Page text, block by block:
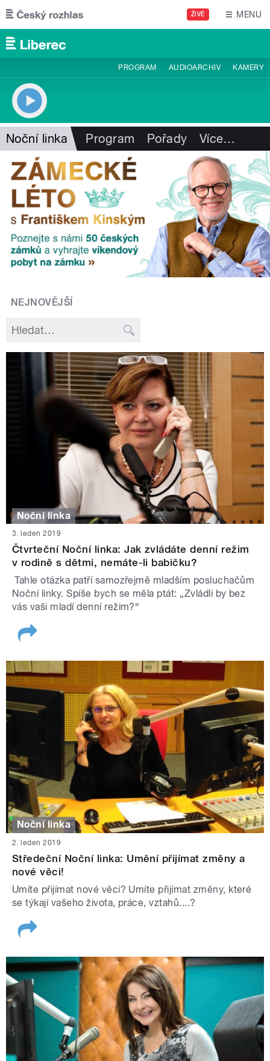
Přejít k hlavnímu obsahu
ŽIVĚ MENU
PROGRAM AUDIOARCHIV KAMERY
Noční linka Program Pořady Více…
NEJNOVĚJŠÍ
Noční linka
3. leden 2019
Čtvrteční Noční linka: Jak zvládáte denní režim
v rodině s dětmi, nemáte-li babičku?
Tahle otázka patří samozřejmě mladším posluchačům
Noční linky. Spíše bych se měla ptát: „Zvládli by bez
vás vaši mladí denní režim?“
Noční linka
2. leden 2019
Středeční Noční linka: Umění přijímat změny a
nové věci!
Umíte přijímat nové věci? Umíte přijímat změny, které
se týkají vašeho života, práce, vztahů....?